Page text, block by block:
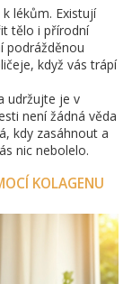
lékům. Existují
tělo i přírodní
podrážděnou
když vás trápí
udržujte je v
není žádná věda
kdy zasáhnout a
nic nebolelo.
KOLAGENU